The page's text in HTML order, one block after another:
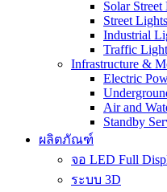
Solar Street
Street Lights
Industrial
Traffic Light
Infrastructure &
Electric
Air and
Standby
ผลิตภัณฑ์
จอ LED Full
ระบบ 3D